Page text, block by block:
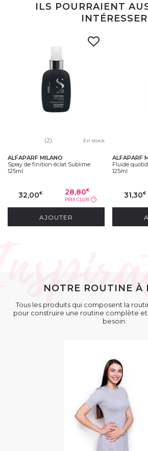
ILS POURRAIENT
INTÉRESSER
(2) En stock
ALFAPARF MILANO
Spray de finition éclat Sublime
125ml
32,00€ 28,80€
PRIX CLUB ?
AJOUTER
ALFAPARF
Fluide
125ml
31,30€
NOTRE ROUTINE À
Tous les produits qui composent la
pour construire une routine complète
besoin.